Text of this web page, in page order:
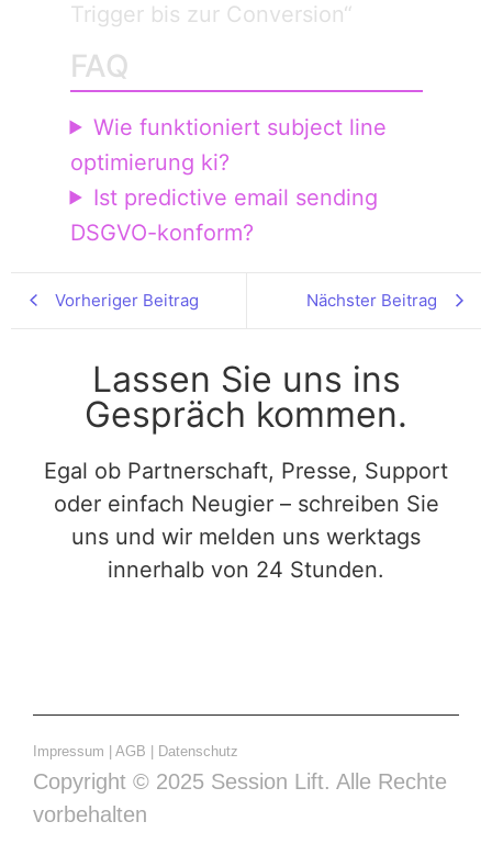
Trigger bis zur Conversion“
FAQ
Wie funktioniert subject line
optimierung ki?
Ist predictive email sending
DSGVO-konform?
Vorheriger Beitrag Nächster Beitrag
Lassen Sie uns ins
Gespräch kommen.
Egal ob Partnerschaft, Presse, Support
oder einfach Neugier – schreiben Sie
uns und wir melden uns werktags
innerhalb von 24 Stunden.
Impressum AGB Datenschutz
Copyright © 2025 Session Lift. Alle Rechte
vorbehalten